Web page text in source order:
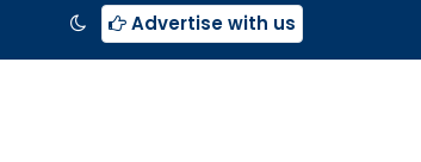
Advertise with us